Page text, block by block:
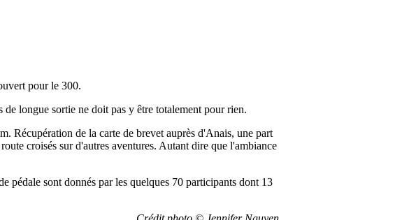
pour le 300.
longue sortie ne doit pas y être totalement pour rien.
Récupération de la carte de brevet auprès d'Anais, une part
croisés sur d'autres aventures. Autant dire que l'ambiance
pédale sont donnés par les quelques 70 participants dont 13